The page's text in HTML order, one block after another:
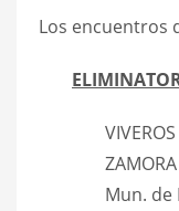
Los encuentros
Mun. de